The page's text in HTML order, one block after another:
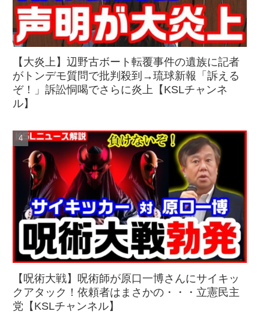
【大炎上】辺野古ボート転覆事件の遺族に記者
がトンデモ質問で批判殺到→琉球新報「訴える
ぞ！」訴訟恫喝でさらに炎上【KSLチャンネ
ル】
【呪術大戦】呪術師が原口一博さんにサイキッ
クアタック！依頼者はまさかの・・・立憲民主
党【KSLチャンネル】